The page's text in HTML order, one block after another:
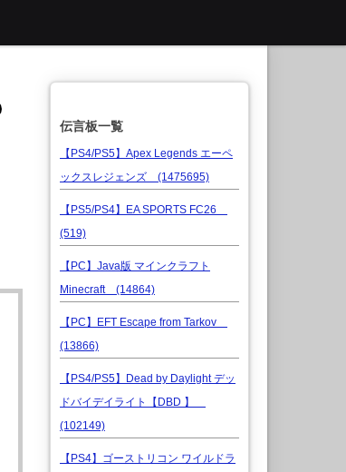
伝言板一覧
【PS4/PS5】Apex Legends エーペ
ックスレジェンズ (1475695)
【PS5/PS4】EA SPORTS FC26
(519)
【PC】Java版 マインクラフト
Minecraft (14864)
【PC】EFT Escape from Tarkov
(13866)
【PS4/PS5】Dead by Daylight デッ
ドバイデイライト【DBD 】
(102149)
【PS4】ゴーストリコン ワイルドラ